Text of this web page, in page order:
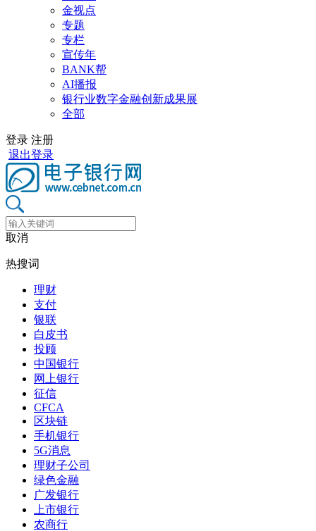
金视点
专题
专栏
宣传年
BANK帮
AI播报
银行业数字金融创新成果展
全部
登录 注册
退出登录
取消
热搜词
理财
支付
银联
白皮书
投顾
中国银行
网上银行
征信
CFCA
区块链
手机银行
5G消息
理财子公司
绿色金融
广发银行
上市银行
农商行